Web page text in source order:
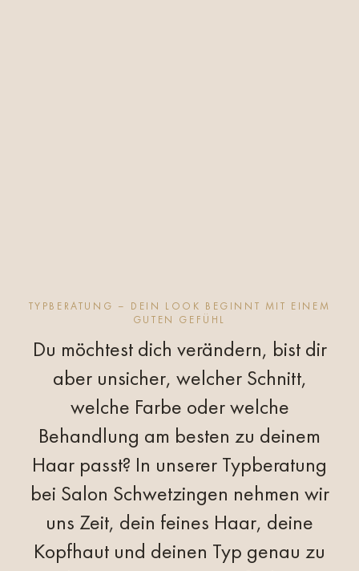
Bei uns bist du
umgeben von
Menschen, die
TYPBERATUNG – DEIN LOOK BEGINNT MIT EINEM
GUTEN GEFÜHL
Du möchtest dich verändern, bist dir
aber unsicher, welcher Schnitt,
welche Farbe oder welche
Behandlung am besten zu deinem
Haar passt? In unserer Typberatung
bei Salon Schwetzingen nehmen wir
uns Zeit, dein feines Haar, deine
Kopfhaut und deinen Typ genau zu